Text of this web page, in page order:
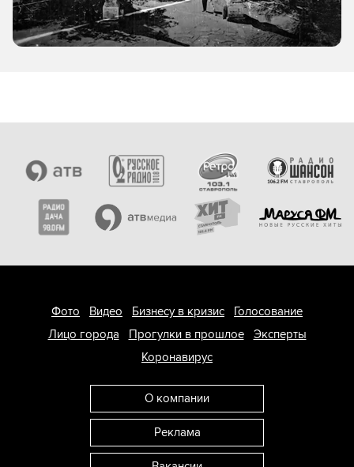
Фото Видео Бизнесу в кризис
Голосование
Лицо города
Прогулки в прошлое
Эксперты
Коронавирус
О компании
Реклама